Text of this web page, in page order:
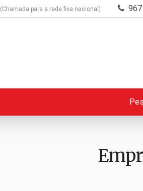
(Chamada para a rede fixa nacional)